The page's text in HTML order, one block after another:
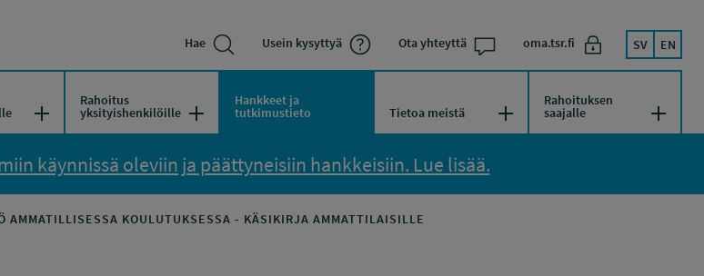
Hae Usein kysyttyä Ota yhteyttä oma.tsr.fi SV EN
Avaa/Sulje valikko
Rahoitus
yksityishenkilöille Avaa/Sulje valikko
Hankkeet ja
tutkimustieto Tietoa meistä Avaa/Sulje valikko
Rahoituksen
saajalle Avaa/
käynnissä oleviin ja päättyneisiin hankkeisiin. Lue lisää.
AMMATILLISESSA KOULUTUKSESSA - KÄSIKIRJA AMMATTILAISILLE